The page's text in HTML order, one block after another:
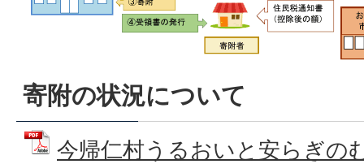
寄附の状況について
今帰仁村うるおいと安らぎの